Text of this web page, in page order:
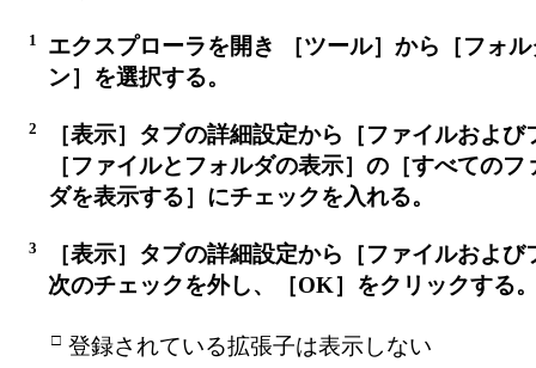
1
エクスプローラを開き ［ツール］から［フォ
ン］を選択する。
2
［表示］タブの詳細設定から［ファイルおよび
［ファイルとフォルダの表示］の［すべての
ダを表示する］にチェックを入れる。
3
［表示］タブの詳細設定から［ファイルおよ
次のチェックを外し、［OK］をクリックする
□ 登録されている拡張子は表示しない